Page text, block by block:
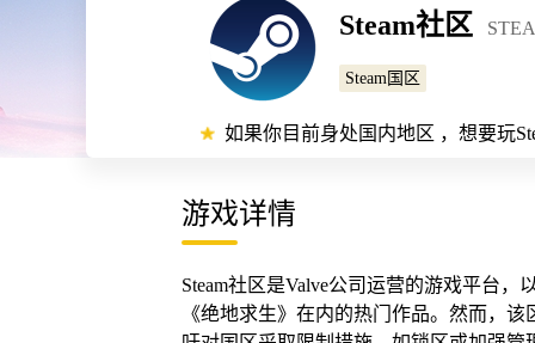
Steam社区
Steam国区
如果你目前身处国内地区 ，想要玩
游戏详情
Steam社区是Valve公司运营的游戏平台
《绝地求生》在内的热门作品。然而，